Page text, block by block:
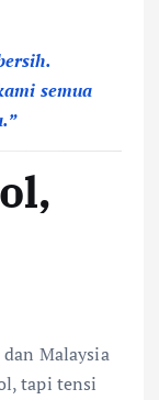
semua
Malaysia
tapi tensi